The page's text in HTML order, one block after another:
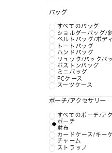
バッグ
すべてのバッグ
ショルダーバッグ/
ベルトバッグ/ボデ
トートバッグ
ハンドバッグ
リュック/バックパ
ボストンバッグ
ミニバッグ
PCケース
スーツケース
ポーチ/アクセサリー
すべてのポーチ/ア
ポーチ
財布
カードケース/キー
チャーム
ストラップ